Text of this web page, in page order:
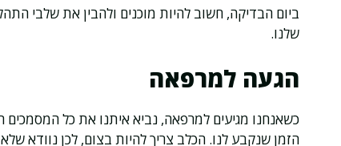
ביום הבדיקה, חשוב להיות מוכנים ולהבין את שלבי
שלנו.
הגעה למרפאה